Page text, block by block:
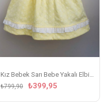
₺399,95
₺799,90